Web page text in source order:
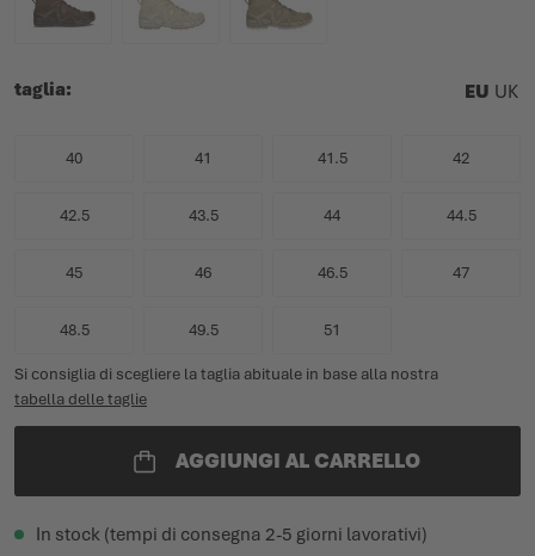
taglia EU UK
40 41 41.5 42
42.5 43.5 44 44.5
45 46 46.5 47
48.5 49.5 51
Si consiglia di scegliere la taglia abituale in base alla nostra
tabella delle taglie
AGGIUNGI AL CARRELLO
In stock (tempi di consegna 2-5 giorni lavorativi)